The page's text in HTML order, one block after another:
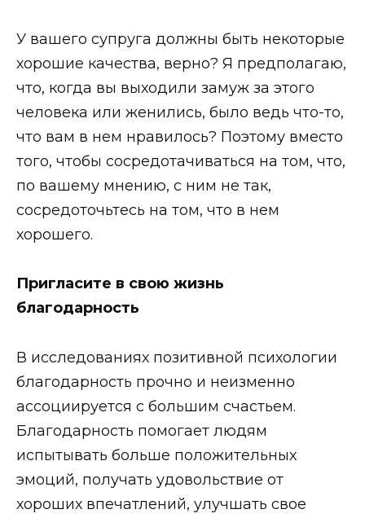
У вашего супруга должны быть некоторые
хорошие качества, верно? Я предполагаю,
что, когда вы выходили замуж за этого
человека или женились, было ведь что-то,
что вам в нем нравилось? Поэтому вместо
того, чтобы сосредотачиваться на том, что,
по вашему мнению, с ним не так,
сосредоточьтесь на том, что в нем
хорошего.
Пригласите в свою жизнь
благодарность
В исследованиях позитивной психологии
благодарность прочно и неизменно
ассоциируется с большим счастьем.
Благодарность помогает людям
испытывать больше положительных
эмоций, получать удовольствие от
хороших впечатлений, улучшать свое